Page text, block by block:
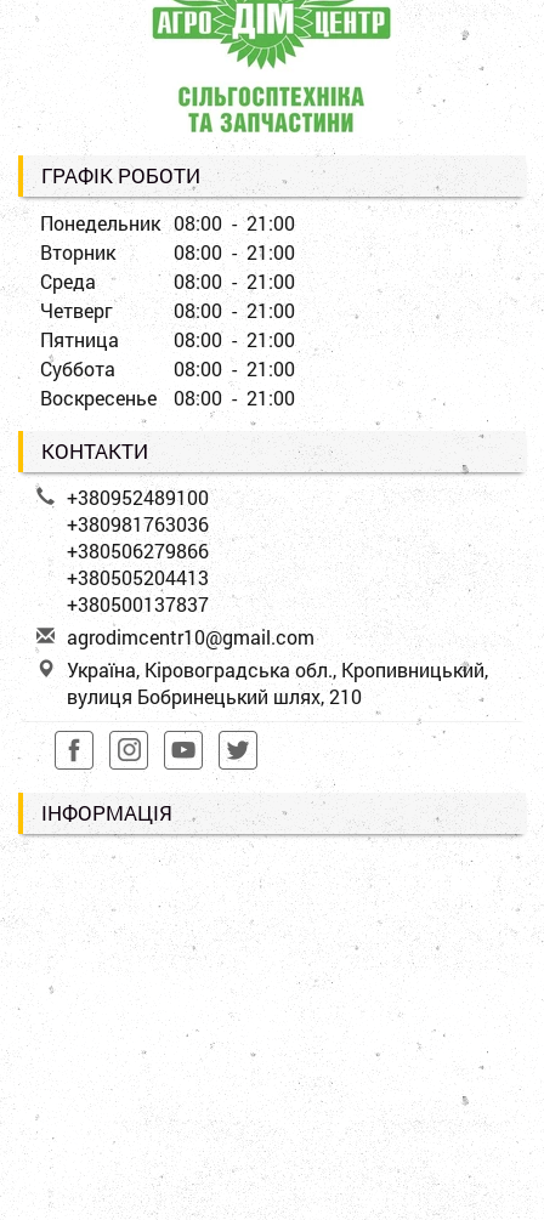
ГРАФІК РОБОТИ
Понедельник 08:00 - 21:00
Вторник
08:00 - 21:00
Среда
08:00 - 21:00
Четверг
08:00 - 21:00
Пятница
08:00 - 21:00
Суббота
08:00 - 21:00
Воскресенье
08:00 - 21:00
КОНТАКТИ
+380952489100
+380981763036
+380506279866
+380505204413
+380500137837
agrodimcentr10@gmail.com
Україна, Кіровоградська обл., Кропивницький,
вулиця Бобринецький шлях, 210
ІНФОРМАЦІЯ